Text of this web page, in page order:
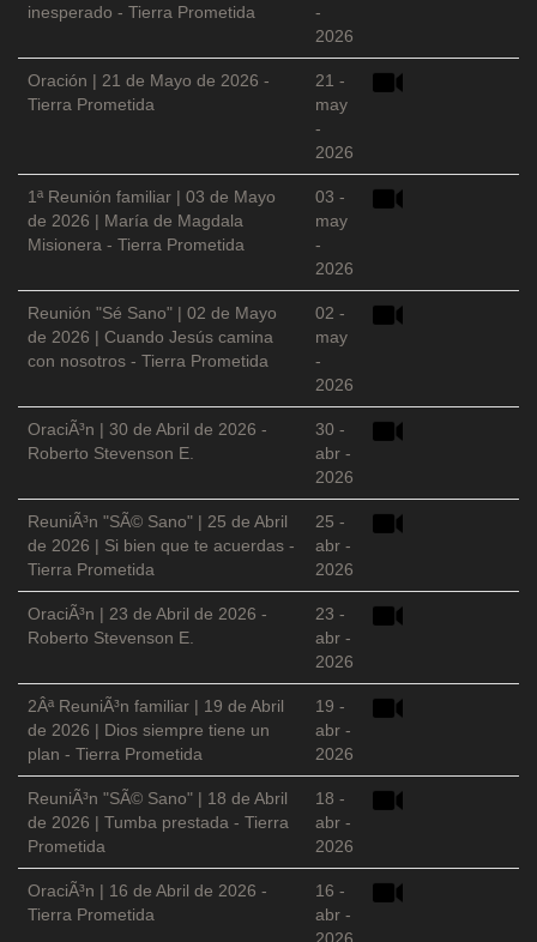
inesperado - Tierra Prometida
-
2026
Oración | 21 de Mayo de 2026 -
Tierra Prometida
21 -
may
-
2026
1ª Reunión familiar | 03 de Mayo
de 2026 | María de Magdala
Misionera - Tierra Prometida
03 -
may
-
2026
Reunión "Sé Sano" | 02 de Mayo
de 2026 | Cuando Jesús camina
con nosotros - Tierra Prometida
02 -
may
-
2026
OraciÃ³n | 30 de Abril de 2026 -
Roberto Stevenson E.
30 -
abr -
2026
ReuniÃ³n "SÃ© Sano" | 25 de Abril
de 2026 | Si bien que te acuerdas -
Tierra Prometida
25 -
abr -
2026
OraciÃ³n | 23 de Abril de 2026 -
Roberto Stevenson E.
23 -
abr -
2026
2Âª ReuniÃ³n familiar | 19 de Abril
de 2026 | Dios siempre tiene un
plan - Tierra Prometida
19 -
abr -
2026
ReuniÃ³n "SÃ© Sano" | 18 de Abril
de 2026 | Tumba prestada - Tierra
Prometida
18 -
abr -
2026
OraciÃ³n | 16 de Abril de 2026 -
Tierra Prometida
16 -
abr -